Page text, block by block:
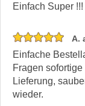
Einfach Super !!!
A.
Einfache
Fragen
Lieferung,
wieder.